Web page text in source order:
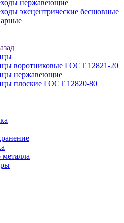
нержавеющие
эксцентрические бесшовные
воротниковые ГОСТ 12821-20
нержавеющие
плоские ГОСТ 12820-80